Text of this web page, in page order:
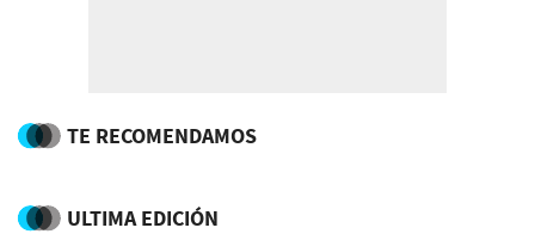
TE RECOMENDAMOS
ULTIMA EDICIÓN